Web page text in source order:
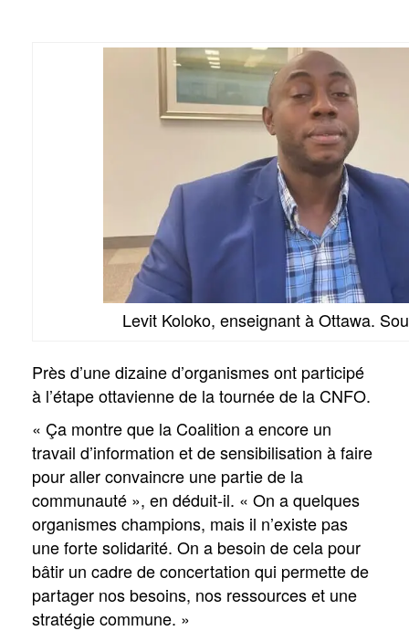
Levit Koloko, enseignant à Ottawa.
Près d’une dizaine d’organismes ont participé
à l’étape ottavienne de la tournée de la CNFO.
« Ça montre que la Coalition a encore un
travail d’information et de sensibilisation à faire
pour aller convaincre une partie de la
communauté », en déduit-il. « On a quelques
organismes champions, mais il n’existe pas
une forte solidarité. On a besoin de cela pour
bâtir un cadre de concertation qui permette de
partager nos besoins, nos ressources et une
stratégie commune. »